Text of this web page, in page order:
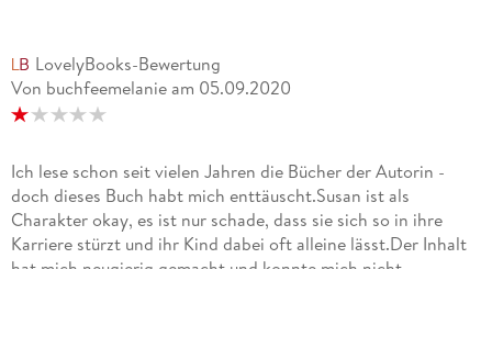
LovelyBooks-Bewertung
Von buchfeemelanie am 05.09.2020
Ich lese schon seit vielen Jahren die Bücher der Autorin -
doch dieses Buch habt mich enttäuscht.Susan ist als
Charakter okay, es ist nur schade, dass sie sich so in ihre
Karriere stürzt und ihr Kind dabei oft alleine lässt.Der Inhalt
hat mich neugierig gemacht und konnte mich nicht